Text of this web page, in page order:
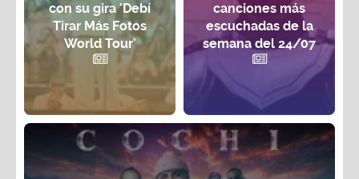
con su gira 'Debí
Tirar Más Fotos
World Tour'
canciones más
escuchadas de la
semana del 24/07